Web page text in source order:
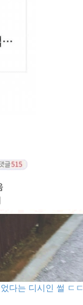
다는 디시인 썰 ㄷㄷ